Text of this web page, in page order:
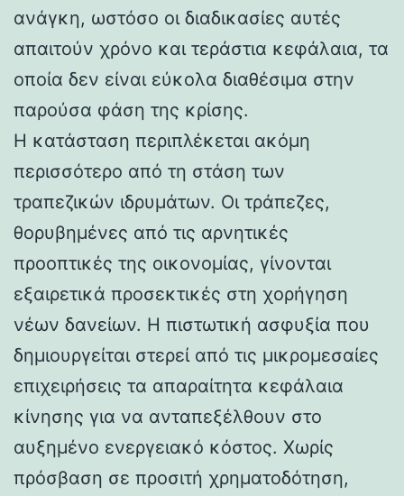
ανάγκη, ωστόσο οι διαδικασίες αυτές
απαιτούν χρόνο και τεράστια κεφάλαια, τα
οποία δεν είναι εύκολα διαθέσιμα στην
παρούσα φάση της κρίσης.
Η κατάσταση περιπλέκεται ακόμη
περισσότερο από τη στάση των
τραπεζικών ιδρυμάτων. Οι τράπεζες,
θορυβημένες από τις αρνητικές
προοπτικές της οικονομίας, γίνονται
εξαιρετικά προσεκτικές στη χορήγηση
νέων δανείων. Η πιστωτική ασφυξία που
δημιουργείται στερεί από τις μικρομεσαίες
επιχειρήσεις τα απαραίτητα κεφάλαια
κίνησης για να ανταπεξέλθουν στο
αυξημένο ενεργειακό κόστος. Χωρίς
πρόσβαση σε προσιτή χρηματοδότηση,